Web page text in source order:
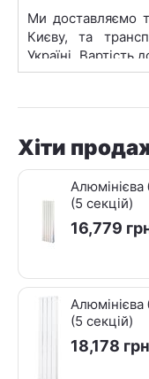
Ми доставляємо
Києву, та
Україні. Вартість
на суму від 20
Пункти видачі
Одеса, Дніпро,
Вінниця.
Хіти
(5 секцій)
16,779
(5 секцій)
18,178